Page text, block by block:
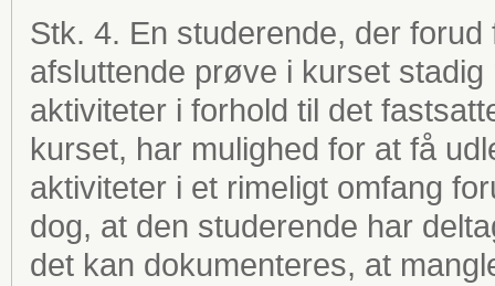
Stk. 4. En studerende, der
afsluttende prøve i kurset
aktiviteter i forhold til det
kurset, har mulighed for at få
aktiviteter i et rimeligt omfang
dog, at den studerende har
det kan dokumenteres, at